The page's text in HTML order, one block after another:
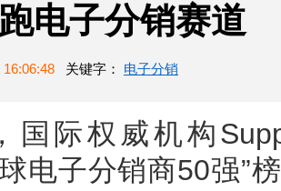
电子分销赛道
16:06:48 关键字： 电子分销
国际权威机构
电子分销商50强”